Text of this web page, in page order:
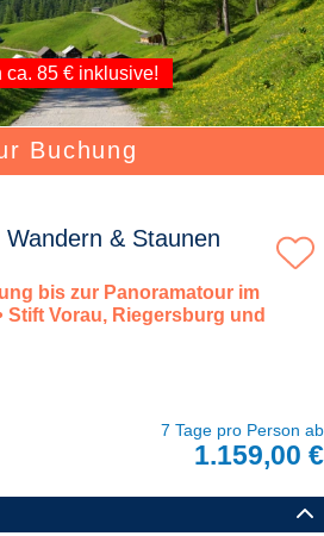
ca. 85 € inklusive!
Buchung
& Staunen
bis zur Panoramatour im
Stift Vorau, Riegersburg und
7 Tage pro Person ab
1.159,00 €